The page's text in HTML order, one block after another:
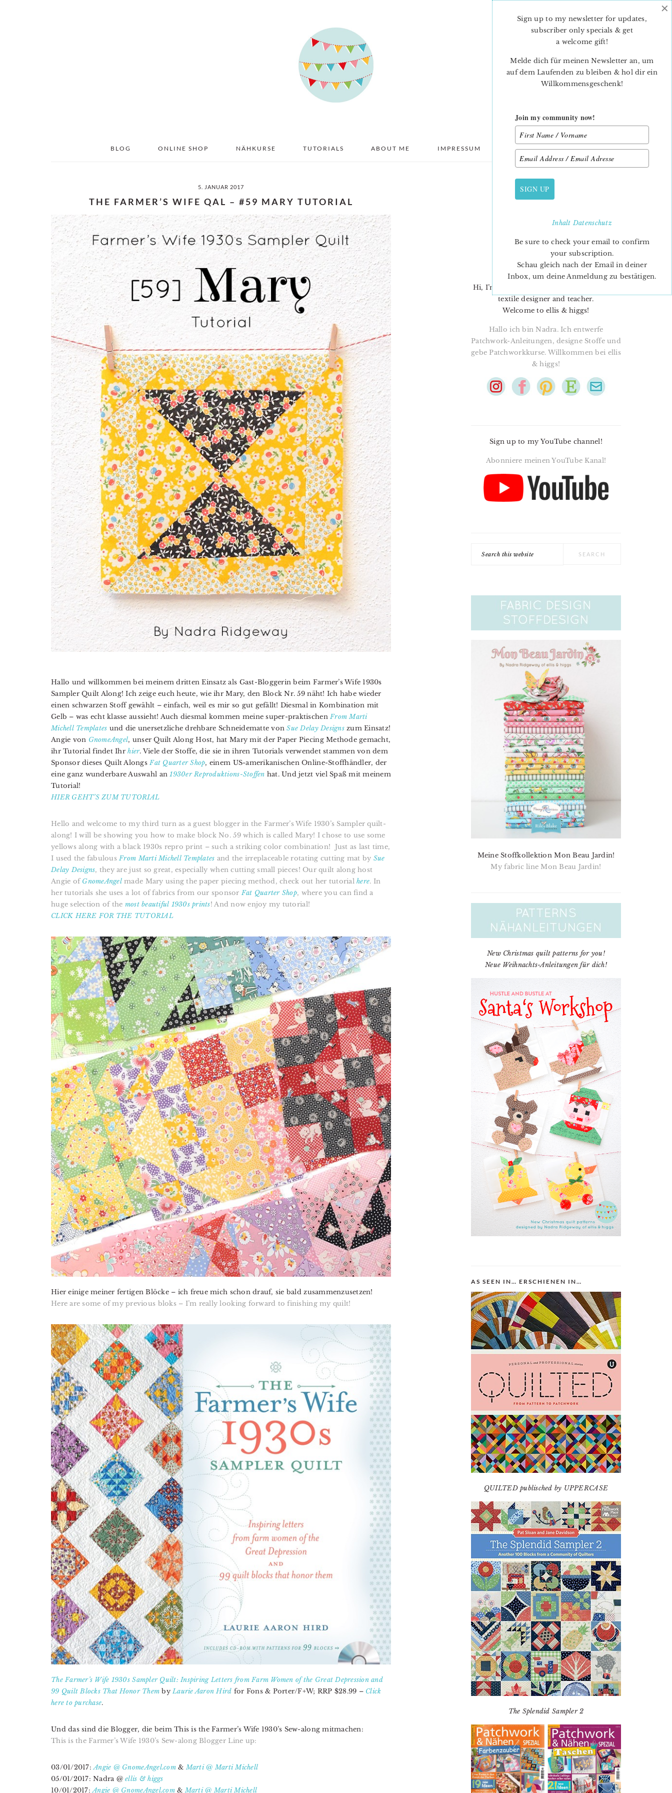
BLOG ONLINE SHOP NÄHKURSE TUTORIALS ABOUT ME IMPRESSUM DATENSCHUTZ
5. JANUAR 2017
THE FARMER’S WIFE QAL – #59 MARY TUTORIAL
Hallo und willkommen bei meinem dritten Einsatz als Gast-Bloggerin beim Farmer’s Wife 1930s
Sampler Quilt Along! Ich zeige euch heute, wie ihr Mary, den Block Nr. 59 näht! Ich habe wieder
einen schwarzen Stoff gewählt – einfach, weil es mir so gut gefällt! Diesmal in Kombination mit
Gelb – was echt klasse aussieht! Auch diesmal kommen meine super-praktischenFrom Marti
Michell Templates und die unersetzliche drehbare Schneidematte vonSue Delay Designszum Einsatz!
Angie von GnomeAngel, unser Quilt Along Host, hat Mary mit der Paper Piecing Methode gemacht,
ihr Tutorial findet Ihrhier. Viele der Stoffe, die sie in ihren Tutorials verwendet stammen von dem
Sponsor dieses Quilt AlongsFat Quarter Shop, einem US-amerikanischen Online-Stoffhändler, der
eine ganz wunderbare Auswahl an1930er Reproduktions-Stoffen hat. Und jetzt viel Spaß mit meinem
Tutorial!
HIER GEHT’S ZUM TUTORIAL
Hello and welcome to my third turn as a guest blogger in the Farmer’s Wife 1930’s Sampler quilt-
along! I will be showing you how to make block No. 59 which is called Mary! I chose to use some
yellows along with a black 1930s repro print – such a striking color combination! Just as last time,
I used the fabulous From Marti Michell Templates and the irreplaceable rotating cutting mat by Sue
Delay Designs, they are just so great, especially when cutting small pieces! Our quilt along host
Angie of GnomeAngel made Mary using the paper piecing method, check out her tutorial here. In
her tutorials she uses a lot of fabrics from our sponsor Fat Quarter Shop, where you can find a
huge selection of the most beautiful 1930s prints! And now enjoy my tutorial!
CLICK HERE FOR THE TUTORIAL
Hier einige meiner fertigen Blöcke – ich freue mich schon drauf, sie bald zusammenzusetzen!
Here are some of my previous bloks – I’m really looking forward to finishing my quilt!
The Farmer’s Wife 1930s Sampler Quilt: Inspiring Letters from Farm Women of the Great Depression and
99 Quilt Blocks That Honor Them byLaurie Aaron Hird for Fons & Porter/F+W; RRP $28.99 – Click
here to purchase.
Und das sind die Blogger, die beim This is the Farmer’s Wife 1930’s Sew-along mitmachen:
This is the Farmer’s Wife 1930’s Sew-along Blogger Line up:
03/01/2017:Angie @ GnomeAngel.com&Marti @ Marti Michell
05/01/2017: Nadra @ellis & higgs
10/01/2017:Angie @ GnomeAngel.com&Marti @ Marti Michell
PRIMARY
SIDEBAR
Hi, I’m Nadra. I’m a quilt pattern designer,
textile designer and teacher.
Welcome to ellis & higgs!
Hallo ich bin Nadra. Ich entwerfe
Patchwork-Anleitungen, designe Stoffe und
gebe Patchworkkurse. Willkommen bei ellis
& higgs!
Sign up to my YouTube channel!
Abonniere meinen YouTube Kanal!
Meine Stoffkollektion Mon Beau Jardin!
My fabric line Mon Beau Jardin!
New Christmas quilt patterns for you!
Neue Weihnachts-Anleitungen für dich!
AS SEEN IN… ERSCHIENEN IN…
QUILTED publisched by UPPERCASE
The Splendid Sampler 2
Sign up to my newsletter for updates,
subscriber only specials & get
a welcome gift!
Melde dich für meinen Newsletter an, um
auf dem Laufenden zu bleiben & hol dir ein
Willkommensgeschenk!
Join my community now!
SIGN UP
InhaltDatenschutz
Be sure to check your email to confirm
your subscription.
Schau gleich nach der Email in deiner
Inbox, um deine Anmeldung zu bestätigen.
×